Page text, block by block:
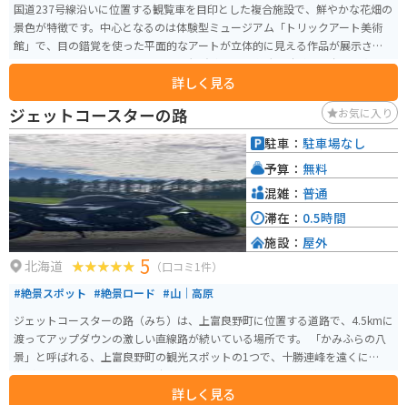
国道237号線沿いに位置する観覧車を目印とした複合施設で、鮮やかな花畑の
景色が特徴です。中心となるのは体験型ミュージアム「トリックアート美術
館」で、目の錯覚を使った平面的なアートが立体的に見える作品が展示され
ています。また、地上50メートルの観覧車からは壮大な十勝岳連邦を一望す
の食材を用いた「スィーツ工房」で提供するジェラートやチーズタルト、上
富良野特産の豚サガリを楽しむことができる「ＢＢＱテラス」など、様々な
施設とアトラクションが揃っています。 ここでは体験型の美術館、観覧車、
お土産ショップ、バーベキューテラス、アイスクリーム工房、アート体験
館、花畑といった、多彩な楽しみ方が可能な施設が集結しており、飽きるこ
となく楽しい時間が過ごせます。 道中も富良野の大自然を堪能できて、オス
スメのツーリングコースです。
詳しく見る
ジェットコースターの路 お気に入り
北海道 5 （口コミ1件）
#絶景スポット #絶景ロード #山｜高原
ジェットコースターの路（みち）は、上富良野町に位置する道路で、4.5kmに
渡ってアップダウンの激しい直線路が続いている場所です。 「かみふらの八
景」と呼ばれる、上富良野町の観光スポットの1つで、十勝連峰を遠くに望み
ながら、周囲には田園風景が広がる絶景も楽しめます。西11線とも呼ばれ、
詳しく見る
駐車： 駐車場なし
予算： 無料
混雑： 普通
滞在： 0.5時間
施設： 屋外